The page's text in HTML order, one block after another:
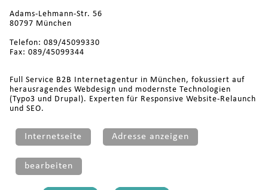
Adams-Lehmann-Str. 56
80797 München
Telefon: 089/45099330
Fax: 089/45099344
Full Service B2B Internetagentur in München, fokussiert auf
herausragendes Webdesign und modernste Technologien
(Typo3 und Drupal). Experten für Responsive Website-Relaunch
und SEO.
Internetseite Adresse anzeigen
bearbeiten